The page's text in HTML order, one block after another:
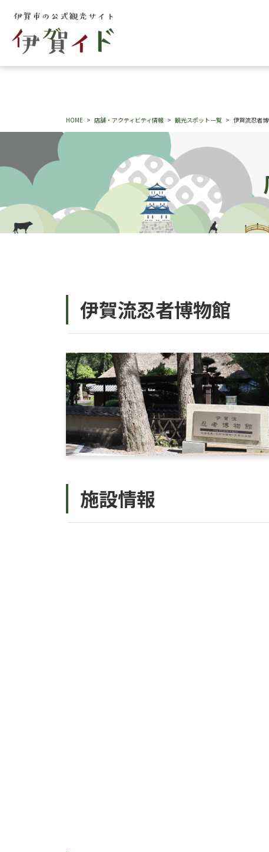
HOME 店舗・アクティビティ情報 観光スポット一覧 伊賀流忍者
伊賀流忍者博物館
施設情報